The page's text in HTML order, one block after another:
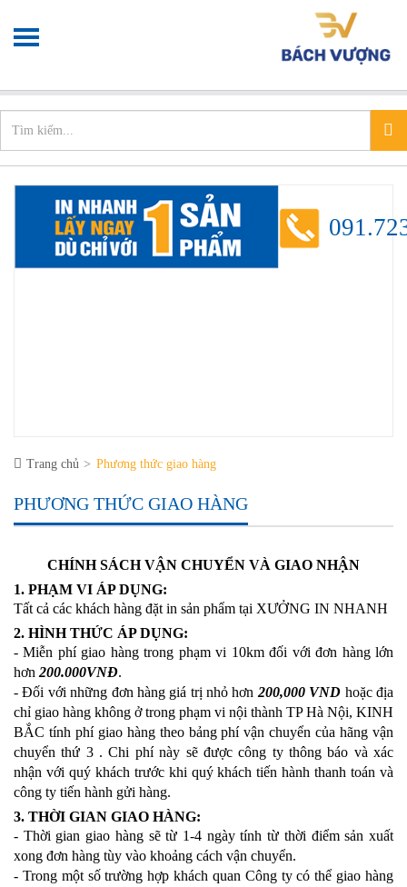
Trang chủ Phương thức giao hàng
PHƯƠNG THỨC GIAO HÀNG
CHÍNH SÁCH VẬN CHUYỂN VÀ GIAO NHẬN
1. PHẠM VI ÁP DỤNG:
Tất cả các khách hàng đặt in sản phẩm tại XƯỞNG IN NHANH
2. HÌNH THỨC ÁP DỤNG:
- Miễn phí giao hàng trong phạm vi 10km đối với đơn hàng lớn
hơn 200.000VNĐ.
- Đối với những đơn hàng giá trị nhỏ hơn 200,000 VND hoặc địa
chỉ giao hàng không ở trong phạm vi nội thành TP Hà Nội, KINH
BẮC tính phí giao hàng theo bảng phí vận chuyển của hãng vận
chuyển thứ 3 . Chi phí này sẽ được công ty thông báo và xác
nhận với quý khách trước khi quý khách tiến hành thanh toán và
công ty tiến hành gửi hàng.
3. THỜI GIAN GIAO HÀNG:
- Thời gian giao hàng sẽ từ 1-4 ngày tính từ thời điểm sản xuất
xong đơn hàng tùy vào khoảng cách vận chuyển.
- Trong một số trường hợp khách quan Công ty có thể giao hàng